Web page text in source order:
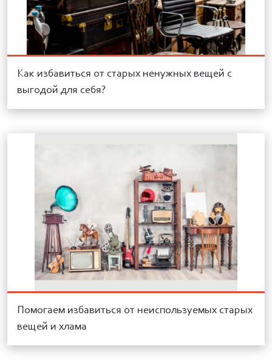
Как избавиться от старых ненужных вещей с
выгодой для себя?
Помогаем избавиться от неиспользуемых старых
вещей и хлама